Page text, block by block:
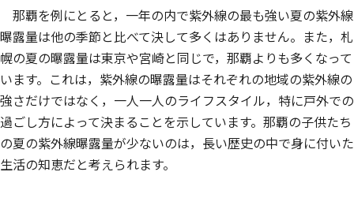
那覇を例にとると，一年の内で紫外線の最も強い夏の紫外線
曝露量は他の季節と比べて決して多くはありません。また，札
幌の夏の曝露量は東京や宮崎と同じで，那覇よりも多くなって
います。これは，紫外線の曝露量はそれぞれの地域の紫外線の
強さだけではなく，一人一人のライフスタイル，特に戸外での
過ごし方によって決まることを示しています。那覇の子供たち
の夏の紫外線曝露量が少ないのは，長い歴史の中で身に付いた
生活の知恵だと考えられます。